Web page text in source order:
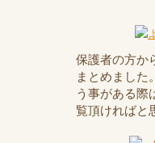
保護者の方か
まとめました
う事がある際
覧頂ければと